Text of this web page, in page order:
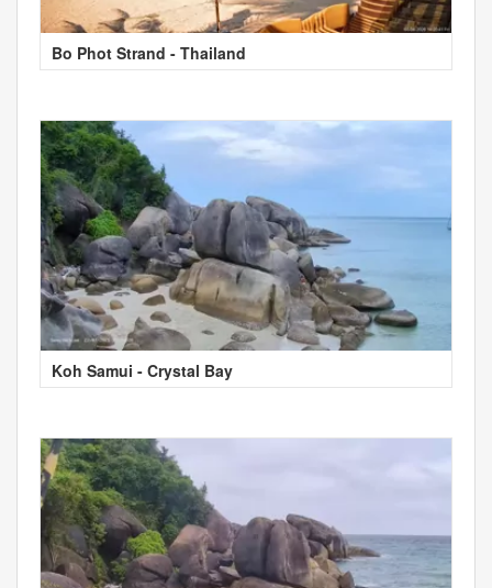
Bo Phot Strand - Thailand
Koh Samui - Crystal Bay